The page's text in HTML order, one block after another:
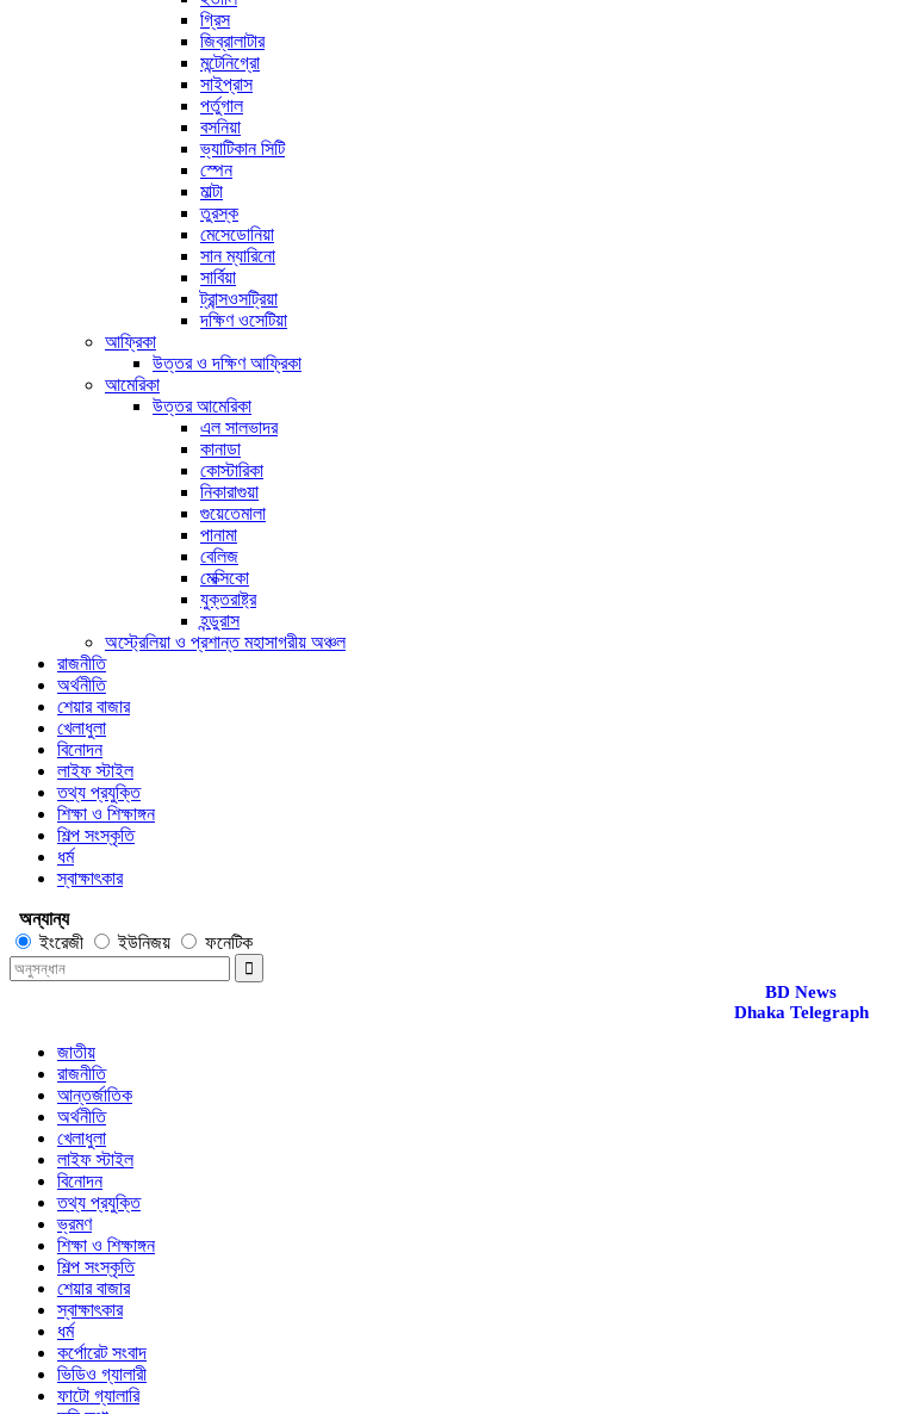
গ্রিস
জিব্রালাটার
মন্টেনিগ্রো
সাইপ্রাস
পর্তুগাল
বসনিয়া
ভ্যাটিকান সিটি
স্পেন
মাল্টা
তুরস্ক
মেসেডোনিয়া
সান ম্যারিনো
সার্বিয়া
ট্রান্সওসট্রিয়া
দক্ষিণ ওসেটিয়া
আফ্রিকা
উত্তর ও দক্ষিণ আফ্রিকা
আমেরিকা
উত্তর আমেরিকা
এল সালভাদর
কানাডা
কোস্টারিকা
নিকারাগুয়া
গুয়েতেমালা
পানামা
বেলিজ
মেক্সিকো
যুক্তরাষ্ট্র
হন্ডুরাস
অস্ট্রেলিয়া ও প্রশান্ত মহাসাগরীয় অঞ্চল
রাজনীতি
অর্থনীতি
শেয়ার বাজার
খেলাধুলা
বিনোদন
লাইফ স্টাইল
তথ্য প্রযুক্তি
শিক্ষা ও শিক্ষাঙ্গন
শিল্প সংস্কৃতি
ধর্ম
স্বাক্ষাৎকার
অন্যান্য
ইংরেজী
ইউনিজয় ফনেটিক
BD News
Dhaka Telegraph
জাতীয়
রাজনীতি
আন্তর্জাতিক
অর্থনীতি
খেলাধুলা
লাইফ স্টাইল
বিনোদন
তথ্য প্রযুক্তি
ভ্রমণ
শিক্ষা ও শিক্ষাঙ্গন
শিল্প সংস্কৃতি
শেয়ার বাজার
স্বাক্ষাৎকার
ধর্ম
কর্পোরেট সংবাদ
ভিডিও গ্যালারী
ফাটো গ্যালারি